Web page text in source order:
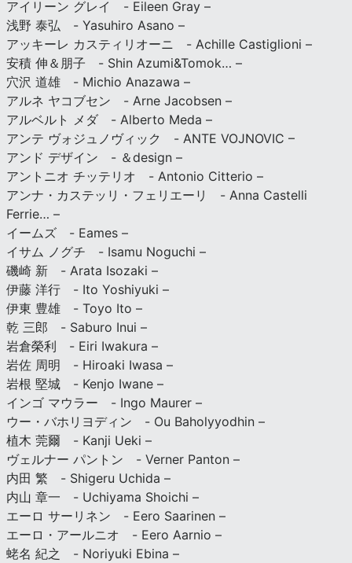
アイリーン グレイ - Eileen Gray –
浅野 泰弘 - Yasuhiro Asano –
アッキーレ カスティリオーニ - Achille Castiglioni –
安積 伸＆朋子 - Shin Azumi&Tomok… –
穴沢 道雄 - Michio Anazawa –
アルネ ヤコブセン - Arne Jacobsen –
アルベルト メダ - Alberto Meda –
アンテ ヴォジュノヴィック - ANTE VOJNOVIC –
アンド デザイン - ＆design –
アントニオ チッテリオ - Antonio Citterio –
アンナ・カステッリ・フェリエーリ - Anna Castelli
Ferrie… –
イームズ - Eames –
イサム ノグチ - Isamu Noguchi –
磯崎 新 - Arata Isozaki –
伊藤 洋行 - Ito Yoshiyuki –
伊東 豊雄 - Toyo Ito –
乾 三郎 - Saburo Inui –
岩倉榮利 - Eiri Iwakura –
岩佐 周明 - Hiroaki Iwasa –
岩根 堅城 - Kenjo Iwane –
インゴ マウラー - Ingo Maurer –
ウー・バホリヨディン - Ou Baholyyodhin –
植木 莞爾 - Kanji Ueki –
ヴェルナー パントン - Verner Panton –
内田 繁 - Shigeru Uchida –
内山 章一 - Uchiyama Shoichi –
エーロ サーリネン - Eero Saarinen –
エーロ・アールニオ - Eero Aarnio –
蛯名 紀之 - Noriyuki Ebina –